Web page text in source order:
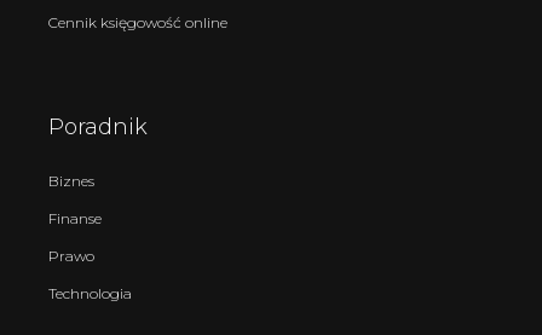
Cennik księgowość online
Poradnik
Biznes
Finanse
Prawo
Technologia